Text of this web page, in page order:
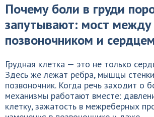
Почему боли в груди
запутывают: мост между
позвоночником и
Грудная клетка — это не только
Здесь же лежат ребра, мышцы стенки
позвоночник. Когда речь заходит о
механизмы работают вместе:
клетку, зажатость в межреберных